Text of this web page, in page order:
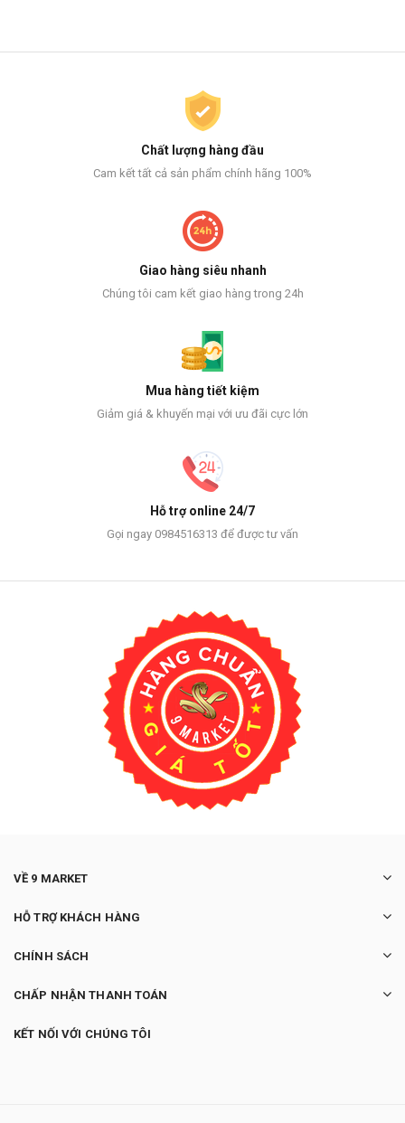
Chất lượng hàng đầu
Cam kết tất cả sản phẩm chính hãng 100%
Giao hàng siêu nhanh
Chúng tôi cam kết giao hàng trong 24h
Mua hàng tiết kiệm
Giảm giá & khuyến mại với ưu đãi cực lớn
Hỗ trợ online 24/7
Gọi ngay 0984516313 để được tư vấn
VỀ 9 MARKET
HỖ TRỢ KHÁCH HÀNG
CHÍNH SÁCH
CHẤP NHẬN THANH TOÁN
KẾT NỐI VỚI CHÚNG TÔI